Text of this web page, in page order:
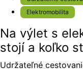
Elektromobilita
Na výlet s
stojí a koľko
Udržateľné